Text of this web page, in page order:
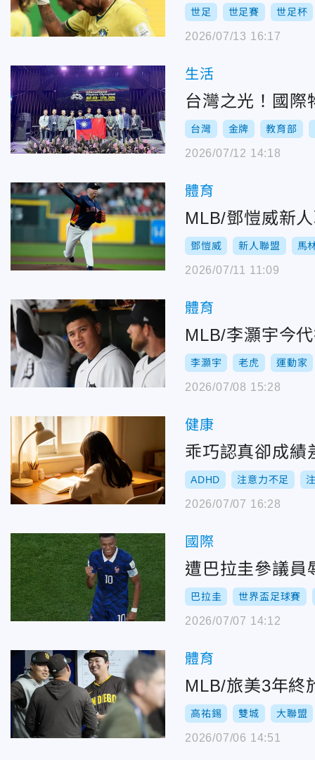
世足 世足賽 世足杯
2026/07/13 16:17
生活
台灣之光！國
台灣 金牌 教育部
2026/07/12 14:18
體育
MLB/鄧愷威新
鄧愷威 新人聯盟 馬
2026/07/11 11:09
體育
MLB/李灝宇今
李灝宇 老虎 運動家
2026/07/08 15:28
健康
乖巧認真卻成績
ADHD 注意力不足
2026/07/07 16:28
國際
遭巴拉圭參議
巴拉圭 世界盃足球賽
2026/07/07 14:12
體育
MLB/旅美3年
高祐錫 雙城 大聯盟
2026/07/06 14:51